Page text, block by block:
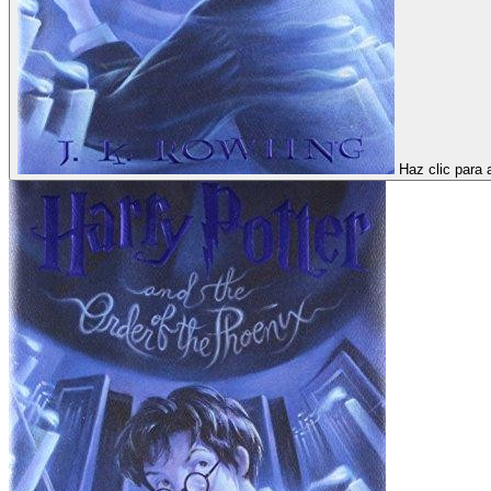
Haz clic para